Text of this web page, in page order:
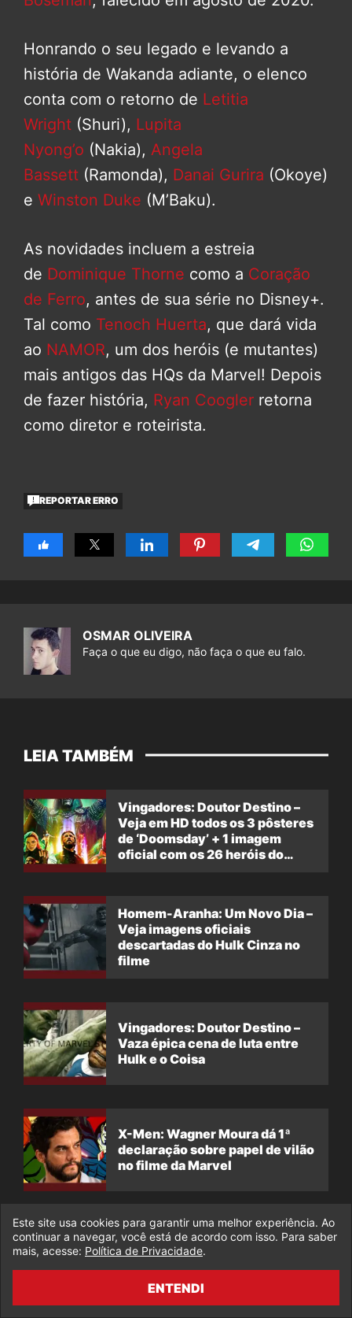
Honrando o seu legado e levando a
história de Wakanda adiante, o elenco
conta com o retorno de Letitia
Wright (Shuri), Lupita
Nyong’o (Nakia), Angela
Bassett (Ramonda), Danai Gurira (Okoye)
e Winston Duke (M’Baku).
As novidades incluem a estreia
de Dominique Thorne como a Coração
de Ferro, antes de sua série no Disney+.
Tal como Tenoch Huerta, que dará vida
ao NAMOR, um dos heróis (e mutantes)
mais antigos das HQs da Marvel! Depois
de fazer história, Ryan Coogler retorna
como diretor e roteirista.
REPORTAR ERRO
OSMAR OLIVEIRA
Faça o que eu digo, não faça o que eu falo.
LEIA TAMBÉM
Vingadores: Doutor Destino –
Veja em HD todos os 3 pôsteres
de ‘Doomsday’ + 1 imagem
oficial com os 26 heróis do
Homem-Aranha: Um Novo Dia –
Veja imagens oficiais
descartadas do Hulk Cinza no
filme
Vingadores: Doutor Destino –
Vaza épica cena de luta entre
Hulk e o Coisa
X-Men: Wagner Moura dá 1ª
declaração sobre papel de vilão
no filme da Marvel
DEIXE SEU COMENTÁRIO
Este site usa cookies para garantir uma melhor experiência. Ao
continuar a navegar, você está de acordo com isso. Para saber
mais, acesse: Política de Privacidade.
ENTENDI